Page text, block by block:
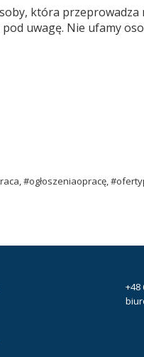
+48
która przeprowadza
uwagę. Nie ufamy
#ogłoszeniaopracę,